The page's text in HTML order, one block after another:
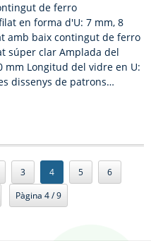
de ferro
en forma d'U: 7 mm, 8
amb baix contingut de ferro
súper clar Amplada del
mm Longitud del vidre en U:
dissenys de patrons
3 4 5
6
Pàgina 4 / 9